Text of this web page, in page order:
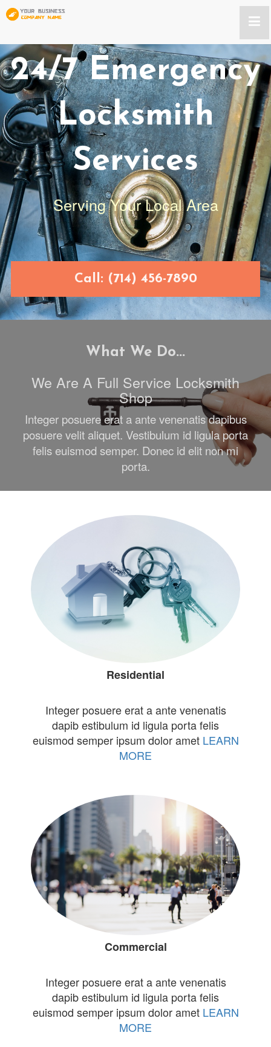
24/7 Emergency
Locksmith
Services
Serving Your Local Area
Call: (714) 456-7890
What We Do...
We Are A Full Service Locksmith
Shop
Integer posuere erat a ante venenatis dapibus
posuere velit aliquet. Vestibulum id ligula porta
felis euismod semper. Donec id elit non mi
porta.
Residential
Integer posuere erat a ante venenatis
dapib estibulum id ligula porta felis
euismod semper ipsum dolor amet LEARN
MORE
Commercial
Integer posuere erat a ante venenatis
dapib estibulum id ligula porta felis
euismod semper ipsum dolor amet LEARN
MORE